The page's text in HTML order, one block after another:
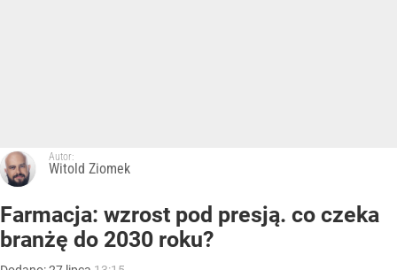
Autor:
Witold Ziomek
Farmacja: wzrost pod presją. co czeka
branżę do 2030 roku?